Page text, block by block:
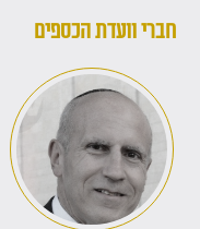
חברי וועדת הכספים